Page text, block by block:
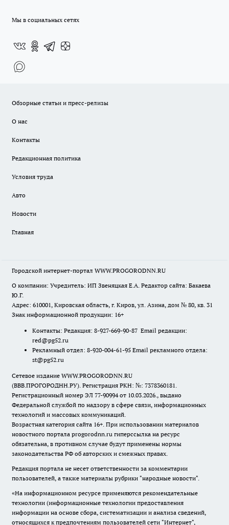
Мы в социальных сетях
Обзорные статьи и пресс-релизы
О нас
Контакты
Редакционная политика
Условия труда
Авто
Новости
Главная
Городской интернет-портал WWW.PROGORODNN.RU
О компании: Учредитель: ИП Звеняцкая Е.А. Редактор сайта: Бакаева
Ю.Г.
Адрес: 610001, Кировская область, г. Киров, ул. Азина, дом № 80, кв. 31
Знак информационной продукции: 16+
Контакты: Редакция: 8-927-669-90-87 Email редакции:
red@pg52.ru
Рекламный отдел: 8-920-004-61-95 Email рекламного отдела:
st@pg52.ru
Сетевое издание WWW.PROGORODNN.RU
(ВВВ.ПРОГОРОДНН.РУ). Регистрация РКН: №: 7378360181.
Регистрационный номер ЭЛ 77-90994 от 10.03.2026., выдано
Федеральной службой по надзору в сфере связи, информационных
технологий и массовых коммуникаций.
Возрастная категория сайта 16+. При использовании материалов
новостного портала progorodnn.ru гиперссылка на ресурс
обязательна, в противном случае будут применены нормы
законодательства РФ об авторских и смежных правах.
Редакция портала не несет ответственности за комментарии
пользователей, а также материалы рубрики "народные новости".
«На информационном ресурсе применяются рекомендательные
технологии (информационные технологии предоставления
информации на основе сбора, систематизации и анализа сведений,
относящихся к предпочтениям пользователей сети "Интернет",